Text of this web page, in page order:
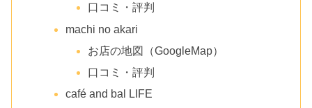
口コミ・評判
machi no akari
お店の地図（GoogleMap）
口コミ・評判
café and bal LIFE